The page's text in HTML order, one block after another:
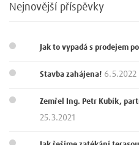
Nejnovější příspěvky
Jak to vypadá s prodejem
Stavba zahájena! 6.5.2022
Zemřel Ing. Petr Kubík,
25.3.2021